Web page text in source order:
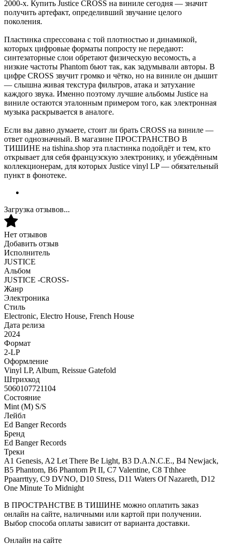
2000-х. Купить Justice CROSS на виниле сегодня — значит
получить артефакт, определивший звучание целого
поколения.
Пластинка спрессована с той плотностью и динамикой,
которых цифровые форматы попросту не передают:
синтезаторные слои обретают физическую весомость, а
низкие частоты Phantom бьют так, как задумывали авторы. В
цифре CROSS звучит громко и чётко, но на виниле он дышит
— слышна живая текстура фильтров, атака и затухание
каждого звука. Именно поэтому лучшие альбомы Justice на
виниле остаются эталонным примером того, как электронная
музыка раскрывается в аналоге.
Если вы давно думаете, стоит ли брать CROSS на виниле —
ответ однозначный. В магазине ПРОСТРАНСТВО В
ТИШИНЕ на tishina.shop эта пластинка подойдёт и тем, кто
открывает для себя французскую электронику, и убеждённым
коллекционерам, для которых Justice vinyl LP — обязательный
пункт в фонотеке.
Загрузка отзывов...
Нет отзывов
Добавить отзыв
Исполнитель
JUSTICE
Альбом
JUSTICE -CROSS-
Жанр
Электроника
Стиль
Electronic, Electro House, French House
Дата релиза
2024
Формат
2-LP
Оформление
Vinyl LP, Album, Reissue Gatefold
Штрихкод
5060107721104
Состояние
Mint (M) S/S
Лейбл
Ed Banger Records
Бренд
Ed Banger Records
Треки
A1 Genesis, A2 Let There Be Light, B3 D.A.N.C.E., B4 Newjack,
B5 Phantom, B6 Phantom Pt II, C7 Valentine, C8 Tthhee
Ppaarrttyy, C9 DVNO, D10 Stress, D11 Waters Of Nazareth, D12
One Minute To Midnight
В ПРОСТРАНСТВЕ В ТИШИНЕ можно оплатить заказ
онлайн на сайте, наличными или картой при получении.
Выбор способа оплаты зависит от варианта доставки.
Онлайн на сайте